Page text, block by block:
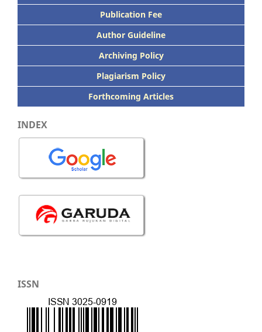
Publication Fee
Author Guideline
Archiving Policy
Plagiarism Policy
Forthcoming Articles
INDEX
ISSN